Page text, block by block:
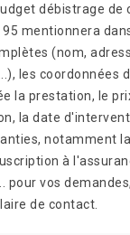
débistrage de
mentionnera
(nom,
les coordonnées
la prestation, le
la date
notamment
à
pour vos
de contact.